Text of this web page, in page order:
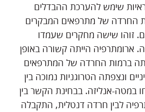
שימש להערכת ההבדלים
החרדה של מתרפאים המבקרים
זוהו שישה מחקרים שעמדו
ארומתרפיה הייתה קשורה באופן
ברמות החרדה של המתרפאים
ונצפתה הטרוגניות נמוכה בין
במטה-אנליזה. בבחינת הקשר בין
לבין חרדה דנטלית, התקבלה